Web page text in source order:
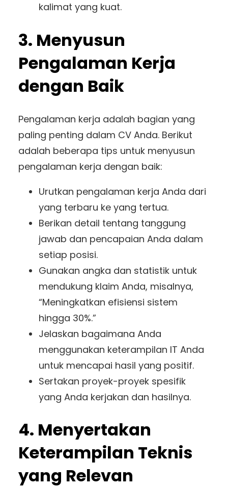
kalimat yang kuat.
3. Menyusun
Pengalaman Kerja
dengan Baik
Pengalaman kerja adalah bagian yang
paling penting dalam CV Anda. Berikut
adalah beberapa tips untuk menyusun
pengalaman kerja dengan baik:
Urutkan pengalaman kerja Anda dari
yang terbaru ke yang tertua.
Berikan detail tentang tanggung
jawab dan pencapaian Anda dalam
setiap posisi.
Gunakan angka dan statistik untuk
mendukung klaim Anda, misalnya,
“Meningkatkan efisiensi sistem
hingga 30%.”
Jelaskan bagaimana Anda
menggunakan keterampilan IT Anda
untuk mencapai hasil yang positif.
Sertakan proyek-proyek spesifik
yang Anda kerjakan dan hasilnya.
4. Menyertakan
Keterampilan Teknis
yang Relevan